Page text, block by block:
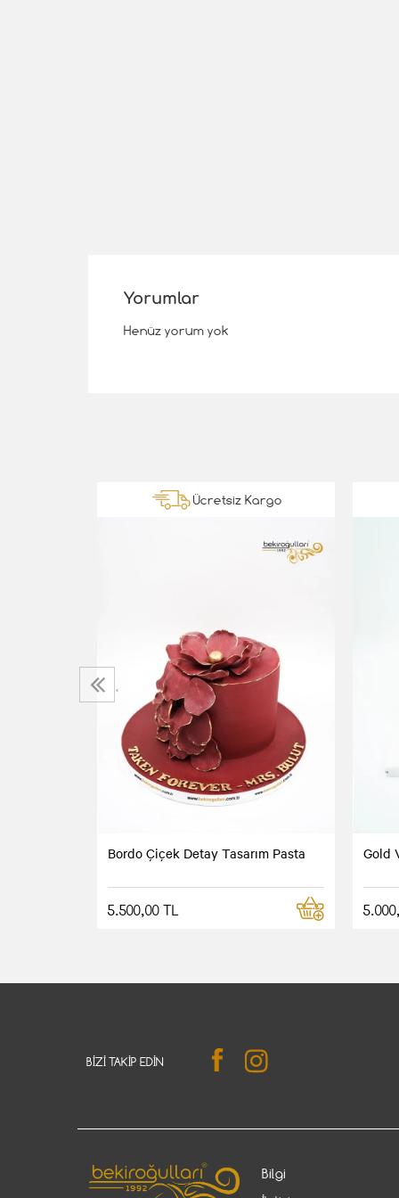
Yorumlar
Henüz yorum yok
Ücretsiz Kargo
Bordo Çiçek Detay Tasarım Pasta
5.500,00 TL
Gold
‹
BIZI TAKIP EDIN
Bilgi